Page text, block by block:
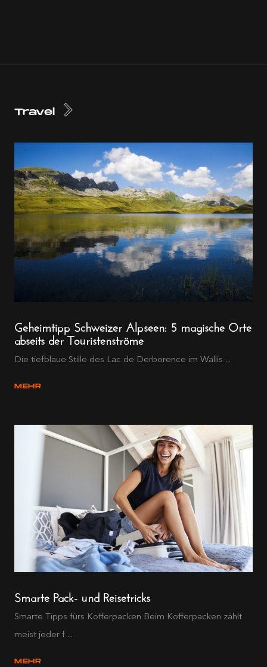
Travel
Geheimtipp Schweizer Alpseen: 5 magische Orte
abseits der Touristenströme
Die tiefblaue Stille des Lac de Derborence im Wallis ...
MEHR
Smarte Pack- und Reisetricks
Smarte Tipps fürs Kofferpacken Beim Kofferpacken zählt
meist jeder f ...
MEHR